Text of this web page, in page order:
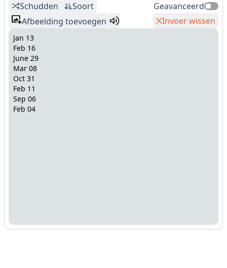
Schudden
Soort
Geavanceerd
Afbeelding toevoegen
Invoer wissen
Jan 13
Feb 16
June 29
Mar 08
Oct 31
Feb 11
Sep 06
Feb 04